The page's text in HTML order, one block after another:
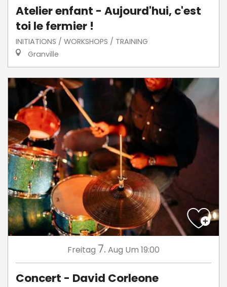
Atelier enfant - Aujourd'hui, c'est
toi le fermier !
INITIATIONS / WORKSHOPS / TRAINING
Granville
Freitag 7. Aug Um 19:00
Concert - David Corleone